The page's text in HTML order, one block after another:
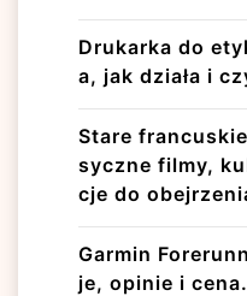
Drukarka do
a, jak działa i
Stare
syczne filmy,
cje do
Garmin
je, opinie i